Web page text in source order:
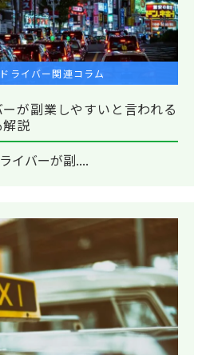
ライバー関連コラム
が副業しやすいと言われる
説
イバーが副....